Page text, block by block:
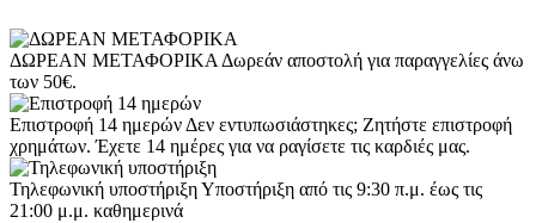
ΔΩΡΕΑΝ ΜΕΤΑΦΟΡΙΚΑ Δωρεάν αποστολή για παραγγελίες άνω
των 50€.
Επιστροφή 14 ημερών Δεν εντυπωσιάστηκες; Ζητήστε επιστροφή
χρημάτων. Έχετε 14 ημέρες για να ραγίσετε τις καρδιές μας.
Τηλεφωνική υποστήριξηΥποστήριξη από τις 9:30 π.μ. έως τις
21:00 μ.μ. καθημερινά